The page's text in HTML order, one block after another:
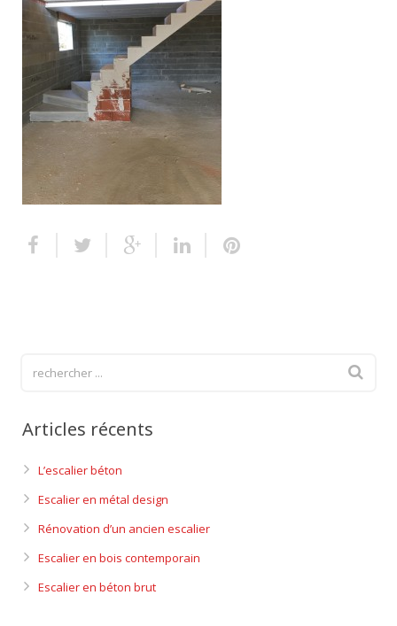
Escalier extérieur
Finitions pour escalier
Articles récents
L’escalier béton
Escalier en métal design
Rénovation d’un ancien escalier
Escalier en bois contemporain
Escalier en béton brut